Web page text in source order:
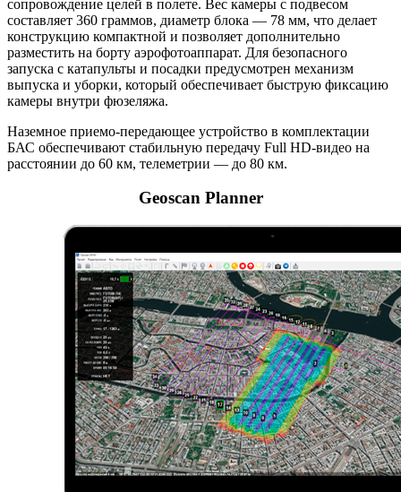
сопровождение целей в полете. Вес камеры с подвесом
составляет 360 граммов, диаметр блока — 78 мм, что делает
конструкцию компактной и позволяет дополнительно
разместить на борту аэрофотоаппарат. Для безопасного
запуска с катапульты и посадки предусмотрен механизм
выпуска и уборки, который обеспечивает быструю фиксацию
камеры внутри фюзеляжа.
Наземное приемо-передающее устройство в комплектации
БАС обеспечивают стабильную передачу Full HD-видео на
расстоянии до 60 км, телеметрии — до 80 км.
Geoscan Planner